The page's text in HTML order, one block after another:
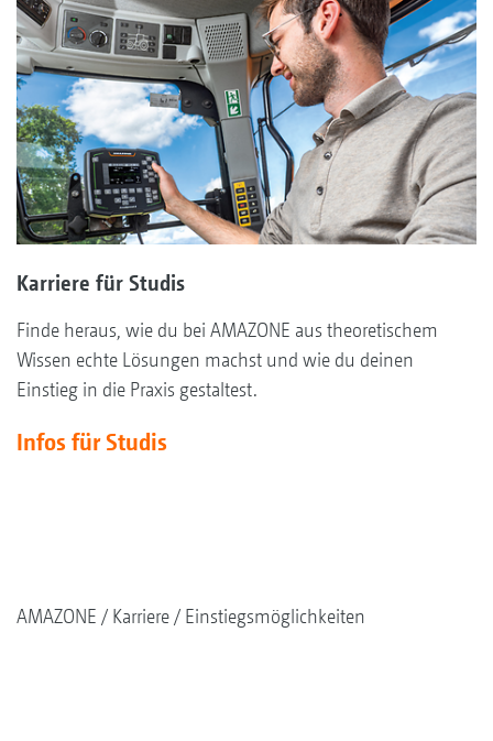
Karriere für Studis
Finde heraus, wie du bei AMAZONE aus theoretischem
Wissen echte Lösungen machst und wie du deinen
Einstieg in die Praxis gestaltest.
Infos für Studis
AMAZONE Karriere Einstiegsmöglichkeiten